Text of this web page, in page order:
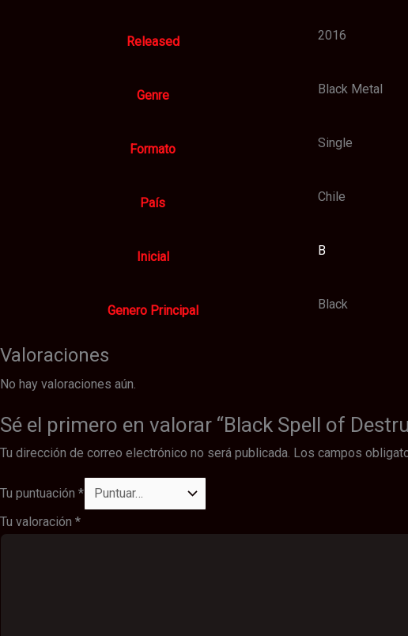
Released 2016
Genre Black Metal
Formato Single
País Chile
Inicial B
Genero Principal Black
Valoraciones
No hay valoraciones aún.
Sé el primero en valorar “Black Spell of
Tu dirección de correo electrónico no será publicada. Los campos
Tu puntuación *
Tu valoración *